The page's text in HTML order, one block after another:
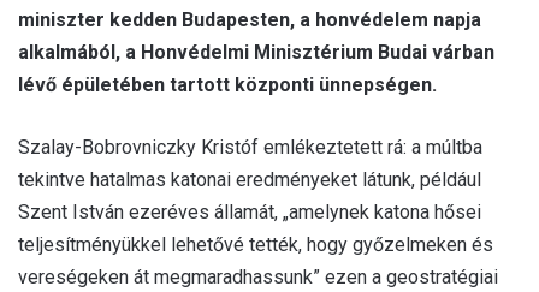
miniszter kedden Budapesten, a honvédelem napja
alkalmából, a Honvédelmi Minisztérium Budai várban
lévő épületében tartott központi ünnepségen.
Szalay-Bobrovniczky Kristóf emlékeztetett rá: a múltba
tekintve hatalmas katonai eredményeket látunk, például
Szent István ezeréves államát, „amelynek katona hősei
teljesítményükkel lehetővé tették, hogy győzelmeken és
vereségeken át megmaradhassunk” ezen a geostratégiai